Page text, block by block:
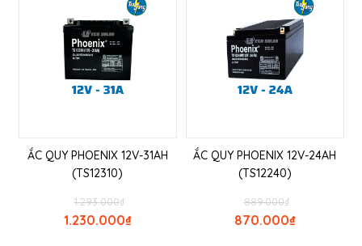
ẮC QUY PHOENIX 12V-31AH
(TS12310)
₫
1.293.000
₫
1.230.000
ẮC QUY PHOENIX 12V-24AH
(TS12240)
₫
889.000
₫
870.000